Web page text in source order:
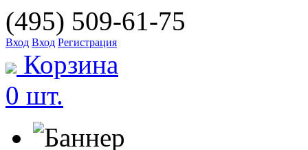
(495) 509-61-75
Вход Вход Регистрация
Корзина
0 шт.